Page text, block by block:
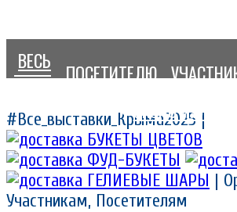
ВЕСЬ
КРЫМ
ПОСЕТИТЕЛЮ
ЭКСПО маркетинг
#Все_выставки_Крыма2025 |
|
Участникам, Посетителям